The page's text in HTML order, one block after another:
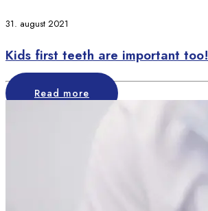
31. august 2021
Kids first teeth are important too!
Read more